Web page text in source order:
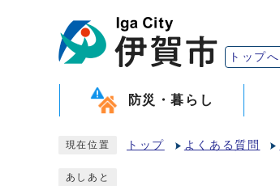
トップへ
防災・暮らし
現在位置 トップ よくある質問
あしあと